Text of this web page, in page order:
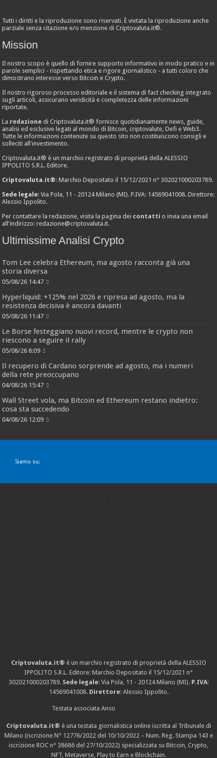
Tutti i diritti e la riproduzione sono riservati. È vietata la riproduzione anche
parziale senza citazione e/o menzione di Criptovaluta.it®.
Mission
Il nostro scopo è quello di fornire supporto informativo in modo pratico e in
parole semplici - rispettando etica e rigore giornalistico - a tutti coloro che
dimostrano interesse verso Bitcoin e Crypto.
Il nostro rigoroso processo editoriale e il sistema di fact checking integrato
sugli articoli, assicurano veridicità e completezza delle informazioni
riportate.
La redazione di Criptovaluta.it® fornisce quotidianamente news, guide,
analisi ed esclusive legati al mondo di Bitcoin, criptovalute, Defi e Web3.
Tutte le informazioni contenute su questo sito non costituiscono consigli e
solleciti all'investimento.
Criptovaluta.it® è un marchio registrato di proprietà della ALESSIO
IPPOLITO S.R.L. Editore.
Criptovaluta.it®: Marchio Depositato il 15/12/2021 n° 302021000203789.
Sede legale: Via Pola, 11 - 20124 Milano (MI). P.IVA: 14569041008. Direttore:
Alessio Ippolito.
Per contattare la redazione, visita la pagina dei contatti o invia una email
all'indirizzo:redazione@criptovaluta.it.
Ultimissime Analisi Crypto
Tom Lee celebra Ethereum, ma agosto racconta già una
storia diversa
05/08/26 14:47
Hyperliquid: +125% nel 2026 e ripresa ad agosto, ma la
resistenza decisiva è ancora davanti
05/08/26 11:47
Le Borse festeggiano nuovi record, mentre le crypto non
riescono a seguire il rally
05/08/26 8:09
Il recupero di Cardano sorprende ad agosto, ma i numeri
della rete preoccupano
04/08/26 15:47
Wall Street vola, ma Bitcoin ed Ethereum restano indietro:
cosa sta succedendo
04/08/26 12:09
Siamo su:
Criptovaluta.it® è un marchio registrato di proprietà della ALESSIO
IPPOLITO S.R.L. Editore: Marchio Depositato il 15/12/2021 n°
302021000203789. Sede legale: Via Pola, 11 - 20124 Milano (MI). P.IVA:
14569041008. Direttore: Alessio Ippolito.
Testata associata Anso
Criptovaluta.it® è una testata giornalistica online iscritta al Tribunale di
Milano (iscrizione N° 12776/2022 del 10/10/2022 – Num. Reg. Stampa 143 e
iscrizione ROC n° 38686 del 27/10/2022) specializzata su Bitcoin, Crypto,
NFT, Metaverse, Play to Earn e Blockchain.